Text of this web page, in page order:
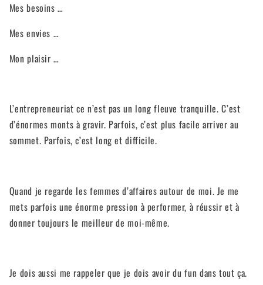
Mes besoins …
Mes envies …
Mon plaisir …
L’entrepreneuriat ce n’est pas un long fleuve tranquille. C’est
d’énormes monts à gravir. Parfois, c’est plus facile arriver au
sommet. Parfois, c’est long et difficile.
Quand je regarde les femmes d’affaires autour de moi. Je me
mets parfois une énorme pression à performer, à réussir et à
donner toujours le meilleur de moi-même.
Je dois aussi me rappeler que je dois avoir du fun dans tout ça.